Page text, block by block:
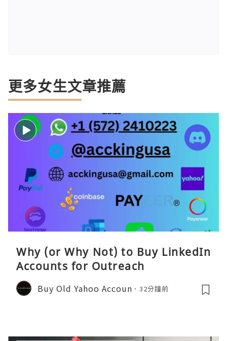
更多女生文章推薦
Why (or Why Not) to Buy LinkedIn
Accounts for Outreach
Buy Old Yahoo Accoun 32分鐘前